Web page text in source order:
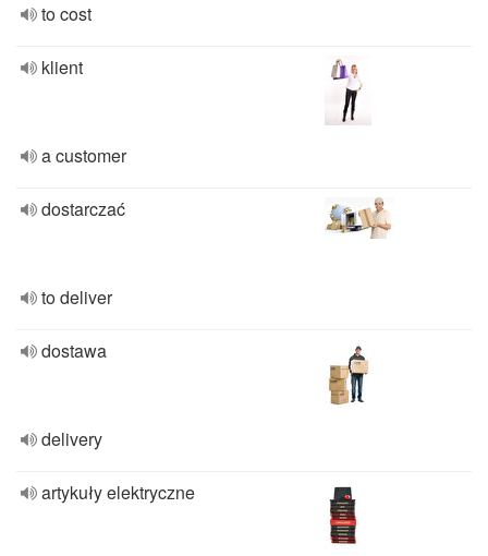
to cost
klient
a customer
dostarczać
to deliver
dostawa
delivery
artykuły elektryczne